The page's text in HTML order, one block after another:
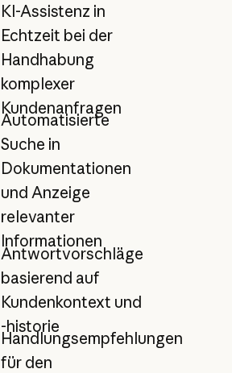
KI-Assistenz in
Echtzeit bei der
Handhabung
komplexer
Kundenanfragen
Automatisierte
Suche in
Dokumentationen
und Anzeige
relevanter
Informationen
Antwortvorschläge
basierend auf
Kundenkontext und
-historie
Handlungsempfehlungen
für den